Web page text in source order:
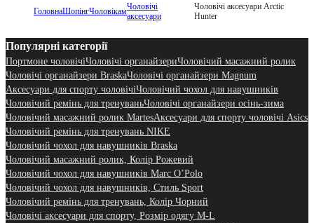
ГоловнаШопінгЧоловікамЧоловічі
аксесуари
Чоловічі аксесуари Arctic
Hunter
Популярні категорії
Портмоне чоловічіЧоловічі органайзериЧоловічий масажний ролик
Чоловічі органайзери BraskaЧоловічі органайзери Magnum
Аксесуари для спорту чоловічіЧоловічий чохол для навушників
Чоловічий ремінь для тренуваньЧоловічі органайзери осінь-зима
Чоловічий масажний ролик MartesАксесуари для спорту чоловічі Asics
Чоловічий ремінь для тренувань NIKE
Чоловічий чохол для навушників Braska
Чоловічий масажний ролик, Колір Рожевий
Чоловічий чохол для навушників Marc O’Polo
Чоловічий чохол для навушників, Стиль Sport
Чоловічий ремінь для тренувань, Колір Чорний
Чоловічі аксесуари для спорту, Розмір одягу M-L